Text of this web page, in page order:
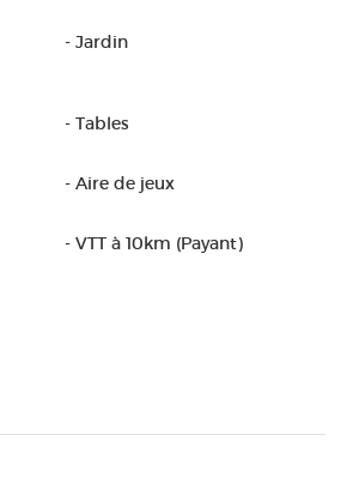
- Jardin
- Tables
- Aire de jeux
- VTT à 10km (Payant)